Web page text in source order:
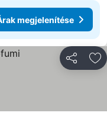
megjelenítése